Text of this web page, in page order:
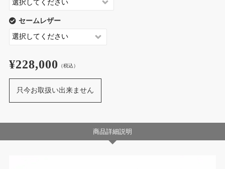
セームレザー
¥228,000 （税込）
只今お取扱い出来ません
商品詳細説明